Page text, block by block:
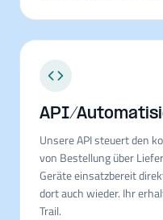
API/
Unsere API steuert den
von Bestellung über
Geräte einsatzbereit
dort auch wieder. Ihr
Trail.